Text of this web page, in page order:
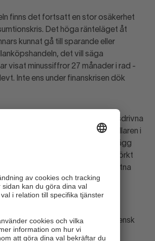
finns det fortsatt en stor osäkerhet
Det höga ränteläget åt
kunnat gå till sparande eller
det vill säga
visat minussiffror 27 månader i rad -
Inte ens under finanskrisen dök
kostnaderna ökar. De inflationsdrivna
Den genomsnittliga modehandlaren i
100-lapp på att betala hyror. Lägg
efterdyningar är ett annat mörkt
att betala tillbaka i uppskjutna
Enbart under oktober
Temu eller Shein, enligt Svensk
månaden innan. Handeln från